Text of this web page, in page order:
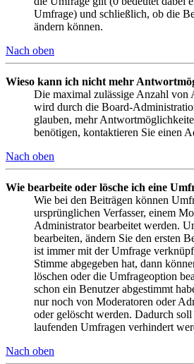
Umfrage) und schließlich, ob die
ändern können.
Nach oben
Wieso kann ich nicht mehr
Die maximal zulässige Anzahl von
wird durch die Board-
glauben, mehr
benötigen, kontaktieren Sie einen
Nach oben
Wie bearbeite oder lösche ich eine
Wie bei den Beiträgen können
ursprünglichen Verfasser, einem
Administrator bearbeitet werden.
bearbeiten, ändern Sie den ersten
ist immer mit der Umfrage
Stimme abgegeben hat, dann
löschen oder die Umfrageoption
schon ein Benutzer abgestimmt
nur noch von Moderatoren oder
oder gelöscht werden. Dadurch
laufenden Umfragen verhindert
Nach oben